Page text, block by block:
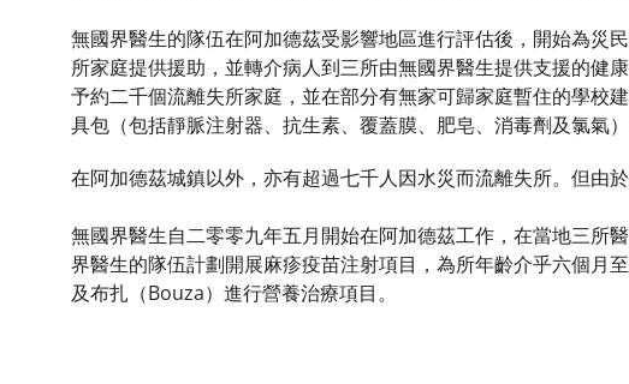
無國界醫生的隊伍在阿加德茲受影響地區進行評估後，開始為災
所家庭提供援助，並轉介病人到三所由無國界醫生提供支援的健
予約二千個流離失所家庭，並在部分有無家可歸家庭暫住的學校
具包（包括靜脈注射器、抗生素、覆蓋膜、肥皂、消毒劑及氯氣）
在阿加德茲城鎮以外，亦有超過七千人因水災而流離失所。但由
無國界醫生自二零零九年五月開始在阿加德茲工作，在當地三所
界醫生的隊伍計劃開展麻疹疫苗注射項目，為所年齡介乎六個月
及布扎（Bouza）進行營養治療項目。